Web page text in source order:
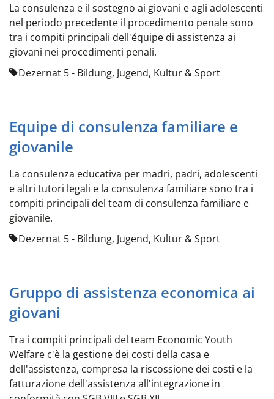
La consulenza e il sostegno ai giovani e agli adolescenti
nel periodo precedente il procedimento penale sono
tra i compiti principali dell'équipe di assistenza ai
giovani nei procedimenti penali.
Dezernat 5 - Bildung, Jugend, Kultur & Sport
Equipe di consulenza familiare e
giovanile
La consulenza educativa per madri, padri, adolescenti
e altri tutori legali e la consulenza familiare sono tra i
compiti principali del team di consulenza familiare e
giovanile.
Dezernat 5 - Bildung, Jugend, Kultur & Sport
Gruppo di assistenza economica ai
giovani
Tra i compiti principali del team Economic Youth
Welfare c'è la gestione dei costi della casa e
dell'assistenza, compresa la riscossione dei costi e la
fatturazione dell'assistenza all'integrazione in